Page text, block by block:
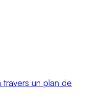
un plan de